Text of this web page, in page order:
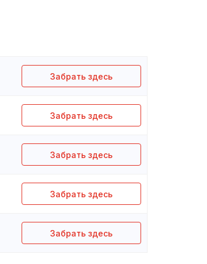
Забрать здесь
Забрать здесь
Забрать здесь
Забрать здесь
Забрать здесь